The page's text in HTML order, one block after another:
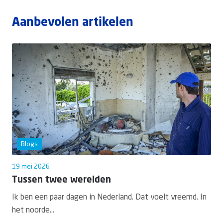
Aanbevolen artikelen
Blogs
19 mei 2026
Tussen twee werelden
Ik ben een paar dagen in Nederland. Dat voelt vreemd. In
het noorde...